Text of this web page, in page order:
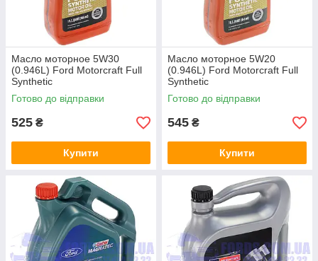
Масло моторное 5W30
(0.946L) Ford Motorcraft Full
Synthetic
(XO5W30Q1FS/XO5W30Q1F
S/XO5W30Q1FS) ORIGINAL
Готово до відправки
525 ₴
Купити
Масло моторное 5W20
(0.946L) Ford Motorcraft Full
Synthetic
(XO5W20Q1FS/XO5W20Q1F
S/XO5W20Q1FS) ORIGINAL
Готово до відправки
545 ₴
Купити